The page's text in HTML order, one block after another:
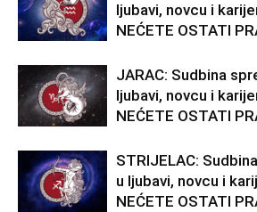
ljubavi, novcu i
NEĆETE OSTATI
JARAC: Sudbina
ljubavi, novcu i
NEĆETE OSTATI
STRIJELAC:
u ljubavi, novcu i
NEĆETE OSTATI